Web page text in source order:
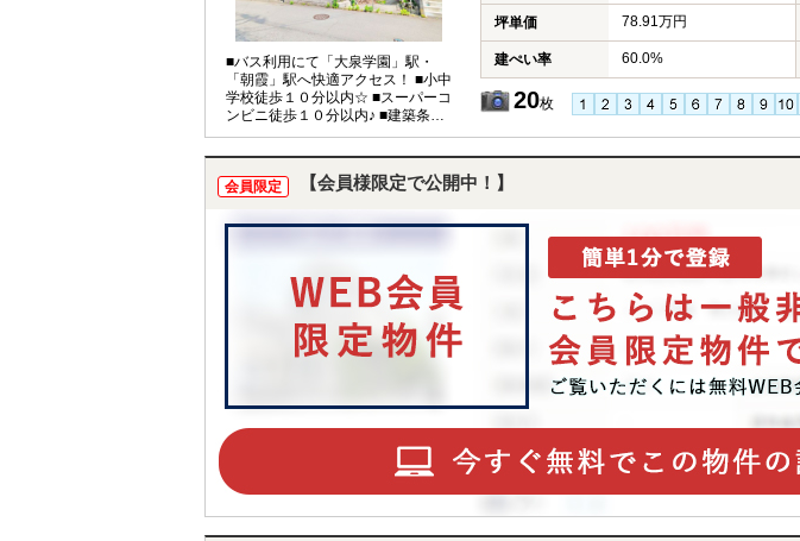
■バス利用にて「大泉学園」駅・
「朝霞」駅へ快適アクセス！ ■小中
学校徒歩１０分以内☆ ■スーパーコ
ンビニ徒歩１０分以内♪ ■建築条件
なし！
坪単価 78.91万円
建ぺい率 60.0%
20枚
会員限定 【会員様限定で公開中！】